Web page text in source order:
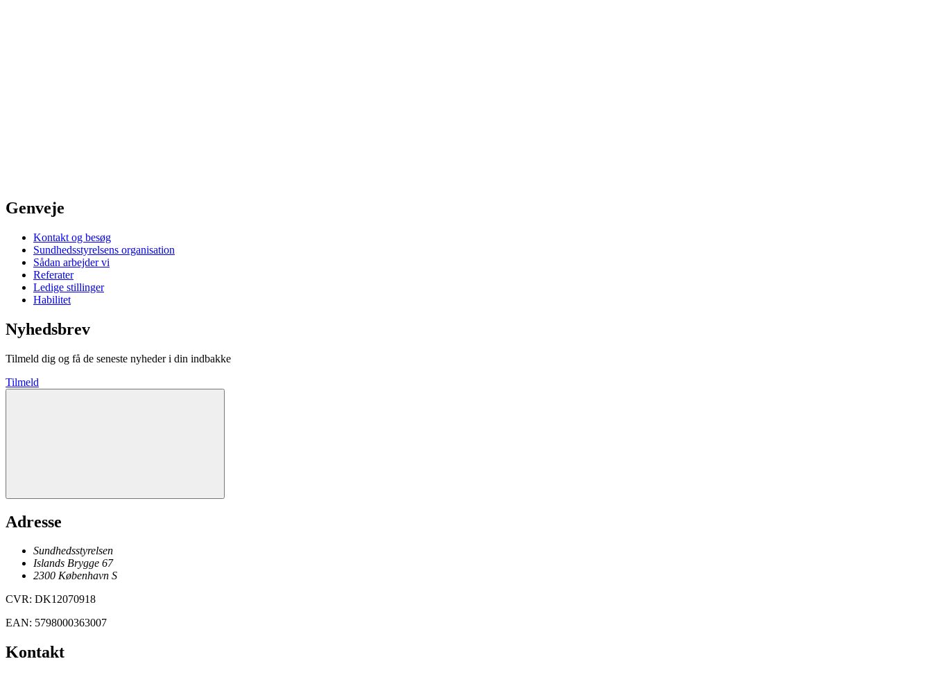
Genveje
Kontakt og besøg
Sundhedsstyrelsens organisation
Sådan arbejder vi
Referater
Ledige stillinger
Habilitet
Nyhedsbrev
Tilmeld dig og få de seneste nyheder i din indbakke
Tilmeld
Adresse
Sundhedsstyrelsen
Islands Brygge 67
2300 København S
CVR: DK12070918
EAN: 5798000363007
Kontakt